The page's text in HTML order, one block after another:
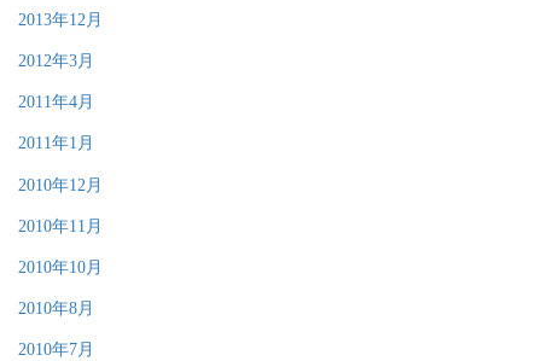
2013年12月
2012年3月
2011年4月
2011年1月
2010年12月
2010年11月
2010年10月
2010年8月
2010年7月